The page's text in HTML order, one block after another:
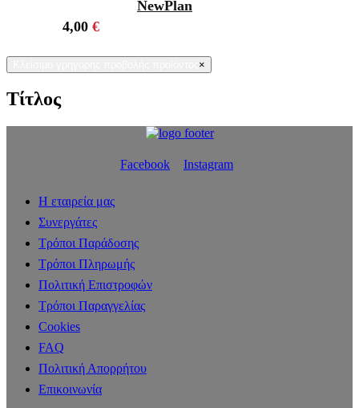
NewPlan
4,00 €
×
Τίτλος
Facebook Instagram
Η εταιρεία μας
Συνεργάτες
Τρόποι Παράδοσης
Τρόποι Πληρωμής
Πολιτική Επιστροφών
Τρόποι Παραγγελίας
Cookies
FAQ
Πολιτική Απορρήτου
Επικοινωνία